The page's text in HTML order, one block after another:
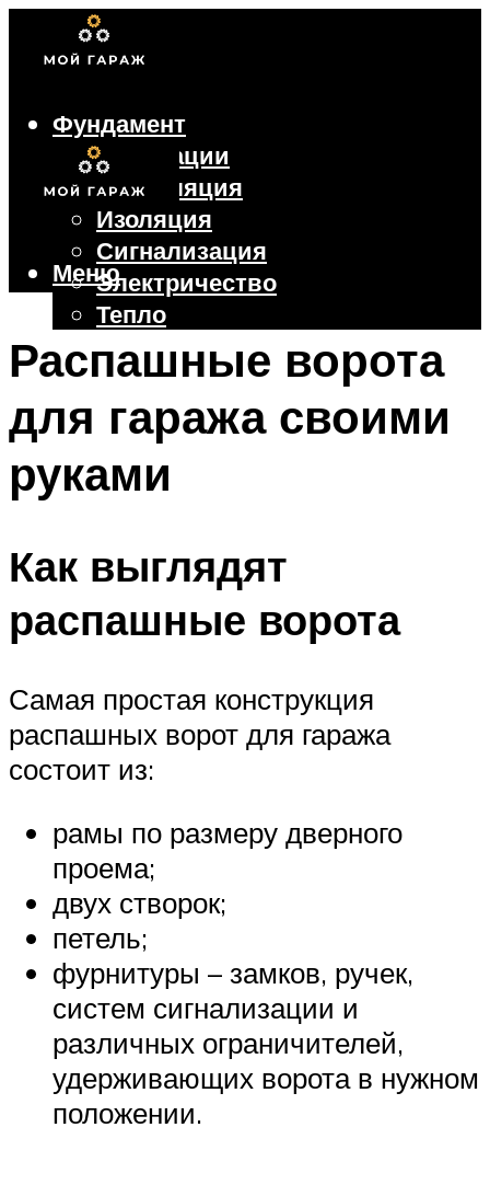
Фундамент
Коммуникации
Вентиляция
Изоляция
Сигнализация
Электричество
Тепло
Крыша
Ворота
Меню
Распашные ворота
для гаража своими
руками
Как выглядят
распашные ворота
Самая простая конструкция
распашных ворот для гаража
состоит из:
рамы по размеру дверного
проема;
двух створок;
петель;
фурнитуры – замков, ручек,
систем сигнализации и
различных ограничителей,
удерживающих ворота в нужном
положении.